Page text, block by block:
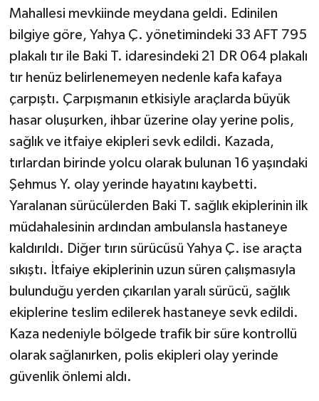
Mahallesi mevkiinde meydana geldi. Edinilen
bilgiye göre, Yahya Ç. yönetimindeki 33 AFT 795
plakalı tır ile Baki T. idaresindeki 21 DR 064 plakalı
tır henüz belirlenemeyen nedenle kafa kafaya
çarpıştı. Çarpışmanın etkisiyle araçlarda büyük
hasar oluşurken, ihbar üzerine olay yerine polis,
sağlık ve itfaiye ekipleri sevk edildi. Kazada,
tırlardan birinde yolcu olarak bulunan 16 yaşındaki
Şehmus Y. olay yerinde hayatını kaybetti.
Yaralanan sürücülerden Baki T. sağlık ekiplerinin ilk
müdahalesinin ardından ambulansla hastaneye
kaldırıldı. Diğer tırın sürücüsü Yahya Ç. ise araçta
sıkıştı. İtfaiye ekiplerinin uzun süren çalışmasıyla
bulunduğu yerden çıkarılan yaralı sürücü, sağlık
ekiplerine teslim edilerek hastaneye sevk edildi.
Kaza nedeniyle bölgede trafik bir süre kontrollü
olarak sağlanırken, polis ekipleri olay yerinde
güvenlik önlemi aldı.